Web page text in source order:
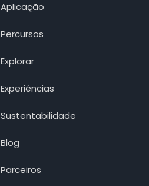
Aplicação
Percursos
Explorar
Experiências
Sustentabilidade
Blog
Parceiros